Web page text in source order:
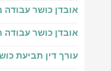
אובדן כושר עבודה
אובדן כושר עבודה
עורך דין תביעת